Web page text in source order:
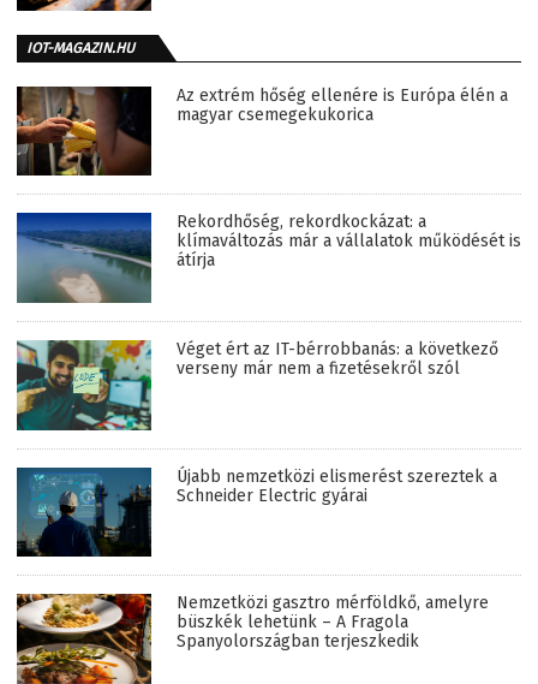
IOT-MAGAZIN.HU
Az extrém hőség ellenére is Európa élén a
magyar csemegekukorica
Rekordhőség, rekordkockázat: a
klímaváltozás már a vállalatok működését is
átírja
Véget ért az IT-bérrobbanás: a következő
verseny már nem a fizetésekről szól
Újabb nemzetközi elismerést szereztek a
Schneider Electric gyárai
Nemzetközi gasztro mérföldkő, amelyre
büszkék lehetünk – A Fragola
Spanyolországban terjeszkedik